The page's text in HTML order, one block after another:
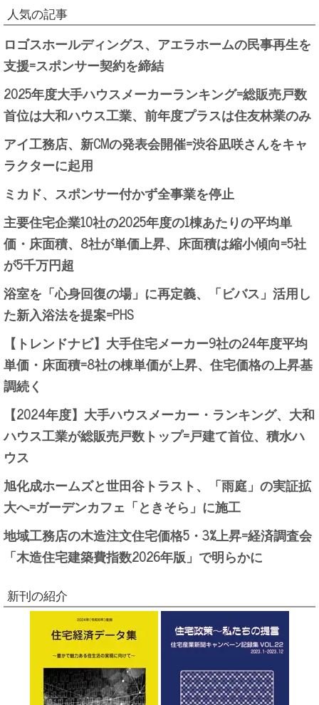
人気の記事
ロゴスホールディングス、アエラホームの民事再生を
支援=スポンサー契約を締結
2025年度大手ハウスメーカーランキング=総販売戸数
首位は大和ハウス工業、前年度プラスは住友林業のみ
アイ工務店、新CMの発表会開催=渋谷凪咲さんをキャ
ラクターに起用
ミカド、スポンサー付かず全事業を停止
主要住宅企業10社の2025年度の1棟あたりの平均単
価・床面積、8社が単価上昇、床面積は縮小傾向=5社
が5千万円超
浴室を「心身回復の場」に再定義、「ビバス」活用し
た新入浴法を提案=PHS
【トレンドナビ】大手住宅メーカー9社の24年度平均
単価・床面積=8社の棟単価が上昇、住宅価格の上昇基
調続く
【2024年度】大手ハウスメーカー・ランキング、大和
ハウス工業が総販売戸数トップ=戸建て首位、積水ハ
ウス
旭化成ホームズと世田谷トラスト、「雨庭」の実証拡
大へ=ガーデンカフェ「ときそら」に施工
地域工務店の木造注文住宅価格5・3%上昇=経済調査会
「木造住宅建築費指数2026年版」で明らかに
新刊の紹介